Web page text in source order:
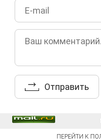
ПЕРЕЙТИ К